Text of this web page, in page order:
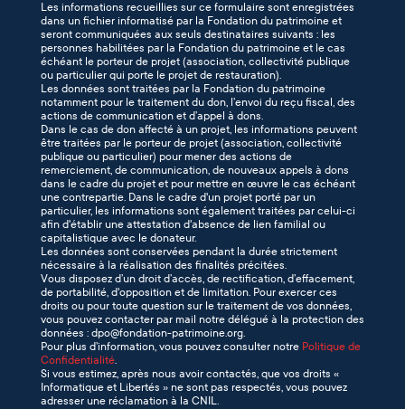
Les informations recueillies sur ce formulaire sont enregistrées
dans un fichier informatisé par la Fondation du patrimoine et
seront communiquées aux seuls destinataires suivants : les
personnes habilitées par la Fondation du patrimoine et le cas
échéant le porteur de projet (association, collectivité publique
ou particulier qui porte le projet de restauration).
Les données sont traitées par la Fondation du patrimoine
notamment pour le traitement du don, l’envoi du reçu fiscal, des
actions de communication et d’appel à dons.
Dans le cas de don affecté à un projet, les informations peuvent
être traitées par le porteur de projet (association, collectivité
publique ou particulier) pour mener des actions de
remerciement, de communication, de nouveaux appels à dons
dans le cadre du projet et pour mettre en œuvre le cas échéant
une contrepartie. Dans le cadre d'un projet porté par un
particulier, les informations sont également traitées par celui-ci
afin d'établir une attestation d'absence de lien familial ou
capitalistique avec le donateur.
Les données sont conservées pendant la durée strictement
nécessaire à la réalisation des finalités précitées.
Vous disposez d’un droit d’accès, de rectification, d’effacement,
de portabilité, d'opposition et de limitation. Pour exercer ces
droits ou pour toute question sur le traitement de vos données,
vous pouvez contacter par mail notre délégué à la protection des
données : dpo@fondation-patrimoine.org.
Pour plus d’information, vous pouvez consulter notre Politique de
Confidentialité.
Si vous estimez, après nous avoir contactés, que vos droits «
Informatique et Libertés » ne sont pas respectés, vous pouvez
adresser une réclamation à la CNIL.